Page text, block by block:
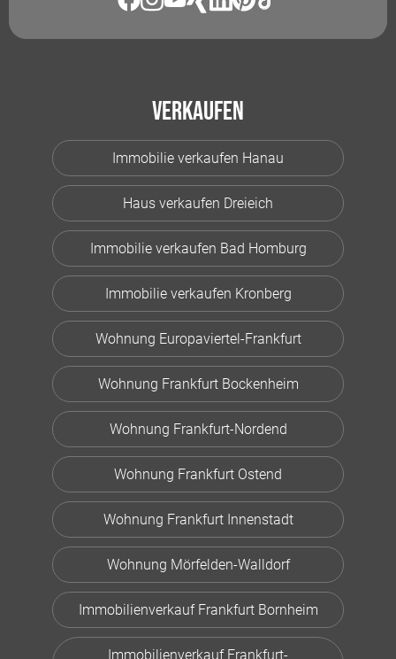
Verkaufen
Immobilie verkaufen Hanau
Haus verkaufen Dreieich
Immobilie verkaufen Bad Homburg
Immobilie verkaufen Kronberg
Wohnung Europaviertel-Frankfurt
Wohnung Frankfurt Bockenheim
Wohnung Frankfurt-Nordend
Wohnung Frankfurt Ostend
Wohnung Frankfurt Innenstadt
Wohnung Mörfelden-Walldorf
Immobilienverkauf Frankfurt Bornheim
Immobilienverkauf Frankfurt-